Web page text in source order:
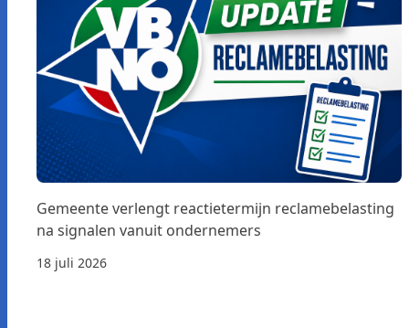
Gemeente verlengt reactietermijn reclamebelasting
na signalen vanuit ondernemers
18 juli 2026